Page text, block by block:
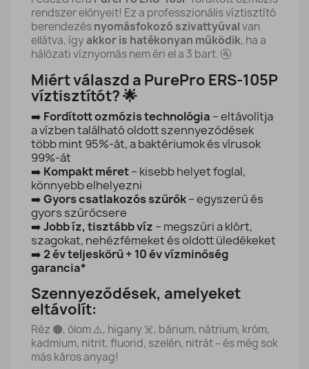
rendszer előnyeit! Ez a professzionális víztisztító
berendezésnyomásfokozó szivattyúvalvan
ellátva, ígyakkor is hatékonyan működik, ha a
hálózati víznyomás nem éri el a 3 bart. 🚰
Miért válaszd a PurePro ERS-105P
víztisztítót? 🌟
➡️ Fordított ozmózis technológia – eltávolítja
a vízben található oldott szennyeződések
több mint 95%-át, a baktériumok és vírusok
99%-át
➡️ Kompakt méret– kisebb helyet foglal,
könnyebb elhelyezni
➡️Gyors csatlakozós szűrők– egyszerű és
gyors szűrőcsere
➡️Jobb íz, tisztább víz – megszűri a klórt,
szagokat, nehézfémeket és oldott üledékeket
➡️ 2 év teljeskörű + 10 év vízminőség
garancia*
Szennyeződések, amelyeket
eltávolít:
Réz 🟤, ólom ⚠️, higany ☠️, bárium, nátrium, króm,
kadmium, nitrit, fluorid, szelén, nitrát – és még sok
más káros anyag!